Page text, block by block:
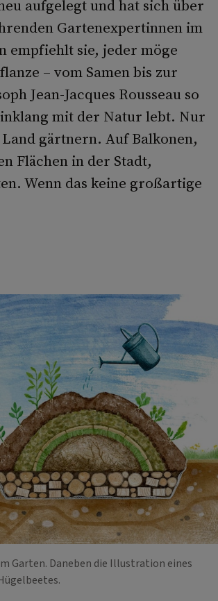
aufgelegt und hat sich über
Gartenexpertinnen im
empfiehlt sie, jeder möge
– vom Samen bis zur
Jean-Jacques Rousseau so
mit der Natur lebt. Nur
gärtnern. Auf Balkonen,
Flächen in der Stadt,
Wenn das keine großartige
Garten. Daneben die Illustration eines